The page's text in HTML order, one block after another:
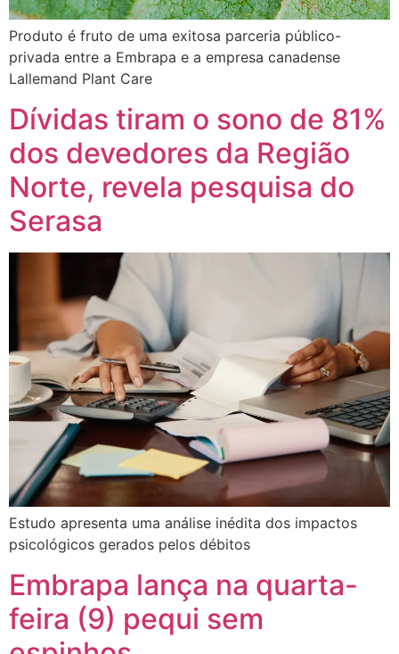
Produto é fruto de uma exitosa parceria público-
privada entre a Embrapa e a empresa canadense
Lallemand Plant Care
Dívidas tiram o sono de 81%
dos devedores da Região
Norte, revela pesquisa do
Serasa
Estudo apresenta uma análise inédita dos impactos
psicológicos gerados pelos débitos
Embrapa lança na quarta-
feira (9) pequi sem